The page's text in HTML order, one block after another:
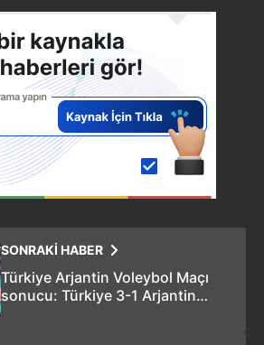
SONRAKİ HABER
Türkiye Arjantin Voleybol Maçı
sonucu: Türkiye 3-1 Arjantin